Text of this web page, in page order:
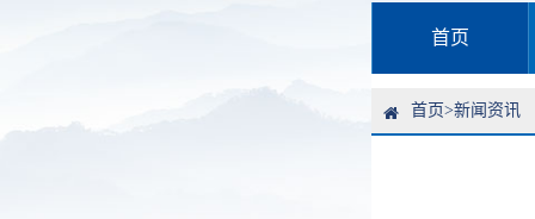
首页
首页>新闻资讯